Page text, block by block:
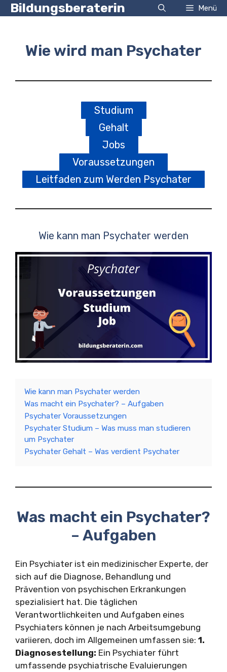
Zum
Inhalt
Bildungsberaterin Menü
Wie wird man Psychater
Studium
Gehalt
Jobs
Voraussetzungen
Leitfaden zum Werden Psychater
Wie kann man Psychater werden
Wie kann man Psychater werden
Was macht ein Psychater? – Aufgaben
Psychater Voraussetzungen
Psychater Studium – Was muss man studieren
um Psychater
Psychater Gehalt – Was verdient Psychater
Was macht ein Psychater?
– Aufgaben
Ein Psychiater ist ein medizinischer Experte, der
sich auf die Diagnose, Behandlung und
Prävention von psychischen Erkrankungen
spezialisiert hat. Die täglichen
Verantwortlichkeiten und Aufgaben eines
Psychiaters können je nach Arbeitsumgebung
variieren, doch im Allgemeinen umfassen sie: 1.
Diagnosestellung: Ein Psychiater führt
umfassende psychiatrische Evaluierungen